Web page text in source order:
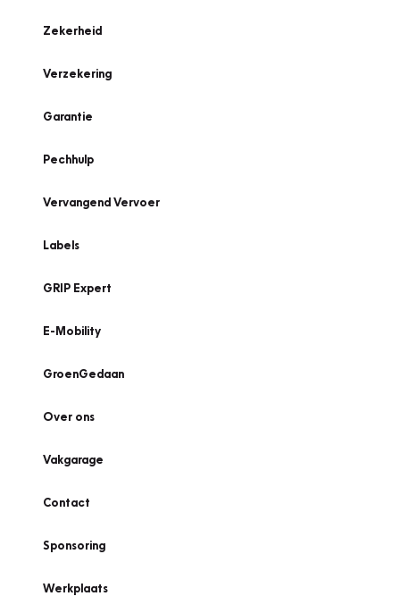
Zekerheid
Verzekering
Garantie
Pechhulp
Vervangend Vervoer
Labels
GRIP Expert
E-Mobility
GroenGedaan
Over ons
Vakgarage
Contact
Sponsoring
Werkplaats